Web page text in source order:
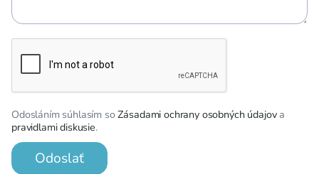
Odosláním súhlasím soZásadami ochrany osobných údajova
pravidlami diskusie.
Odoslať